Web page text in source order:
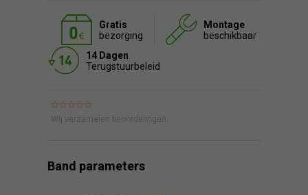
Gratis
bezorging
Montage
beschikbaar
14 Dagen
Terugstuurbeleid
Wij verzamelen beoordelingen.
Band parameters